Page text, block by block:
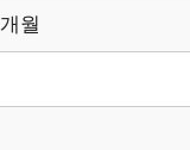
월